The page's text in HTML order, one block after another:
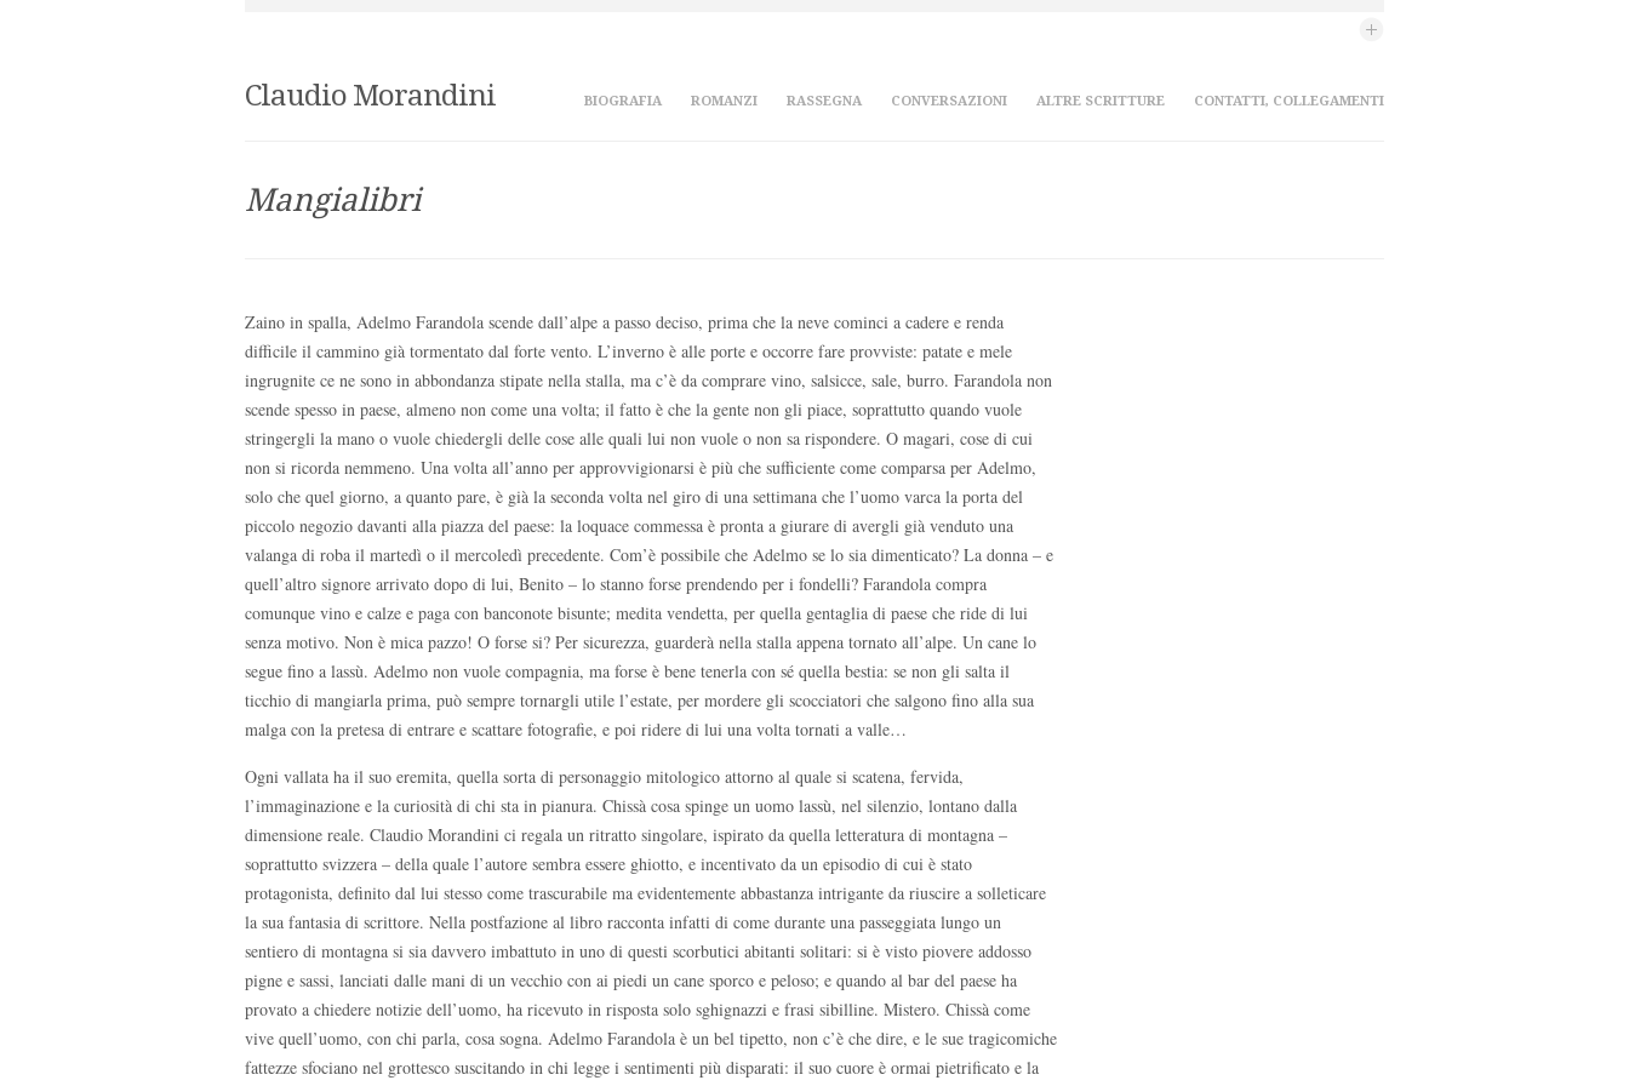
Claudio Morandini BIOGRAFIA ROMANZI RASSEGNA CONVERSAZIONI ALTRE SCRITTURE CONTATTI, COLLEGAMENTI
Mangialibri
Zaino in spalla, Adelmo Farandola scende dall’alpe a passo deciso, prima che la neve cominci a cadere e renda
difficile il cammino già tormentato dal forte vento. L’inverno è alle porte e occorre fare provviste: patate e mele
ingrugnite ce ne sono in abbondanza stipate nella stalla, ma c’è da comprare vino, salsicce, sale, burro. Farandola non
scende spesso in paese, almeno non come una volta; il fatto è che la gente non gli piace, soprattutto quando vuole
stringergli la mano o vuole chiedergli delle cose alle quali lui non vuole o non sa rispondere. O magari, cose di cui
non si ricorda nemmeno. Una volta all’anno per approvvigionarsi è più che sufficiente come comparsa per Adelmo,
solo che quel giorno, a quanto pare, è già la seconda volta nel giro di una settimana che l’uomo varca la porta del
piccolo negozio davanti alla piazza del paese: la loquace commessa è pronta a giurare di avergli già venduto una
valanga di roba il martedì o il mercoledì precedente. Com’è possibile che Adelmo se lo sia dimenticato? La donna – e
quell’altro signore arrivato dopo di lui, Benito – lo stanno forse prendendo per i fondelli? Farandola compra
comunque vino e calze e paga con banconote bisunte; medita vendetta, per quella gentaglia di paese che ride di lui
senza motivo. Non è mica pazzo! O forse si? Per sicurezza, guarderà nella stalla appena tornato all’alpe. Un cane lo
segue fino a lassù. Adelmo non vuole compagnia, ma forse è bene tenerla con sé quella bestia: se non gli salta il
ticchio di mangiarla prima, può sempre tornargli utile l’estate, per mordere gli scocciatori che salgono fino alla sua
malga con la pretesa di entrare e scattare fotografie, e poi ridere di lui una volta tornati a valle…
Ogni vallata ha il suo eremita, quella sorta di personaggio mitologico attorno al quale si scatena, fervida,
l’immaginazione e la curiosità di chi sta in pianura. Chissà cosa spinge un uomo lassù, nel silenzio, lontano dalla
dimensione reale. Claudio Morandini ci regala un ritratto singolare, ispirato da quella letteratura di montagna –
soprattutto svizzera – della quale l’autore sembra essere ghiotto, e incentivato da un episodio di cui è stato
protagonista, definito dal lui stesso come trascurabile ma evidentemente abbastanza intrigante da riuscire a solleticare
la sua fantasia di scrittore. Nella postfazione al libro racconta infatti di come durante una passeggiata lungo un
sentiero di montagna si sia davvero imbattuto in uno di questi scorbutici abitanti solitari: si è visto piovere addosso
pigne e sassi, lanciati dalle mani di un vecchio con ai piedi un cane sporco e peloso; e quando al bar del paese ha
provato a chiedere notizie dell’uomo, ha ricevuto in risposta solo sghignazzi e frasi sibilline. Mistero. Chissà come
vive quell’uomo, con chi parla, cosa sogna. Adelmo Farandola è un bel tipetto, non c’è che dire, e le sue tragicomiche
fattezze sfociano nel grottesco suscitando in chi legge i sentimenti più disparati: il suo cuore è ormai pietrificato e la